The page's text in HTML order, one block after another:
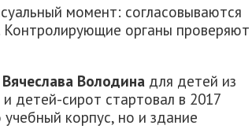
момент: согласовываются
органы проверяют
Вячеслава Володина для детей из
детей-сирот стартовал в 2017
учебный корпус, но и здание